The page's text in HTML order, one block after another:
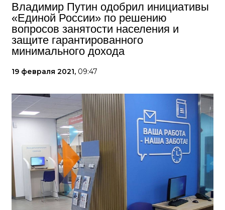
Владимир Путин одобрил инициативы
«Единой России» по решению
вопросов занятости населения и
защите гарантированного
минимального дохода
19 февраля 2021, 09:47